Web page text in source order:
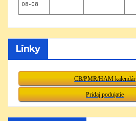
08-08
Linky
CB/PMR/HAM kalendár
Pridaj podujatie